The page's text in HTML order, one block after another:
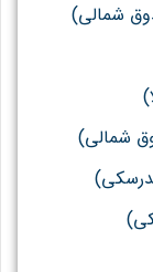
شمالی)
شمالی)